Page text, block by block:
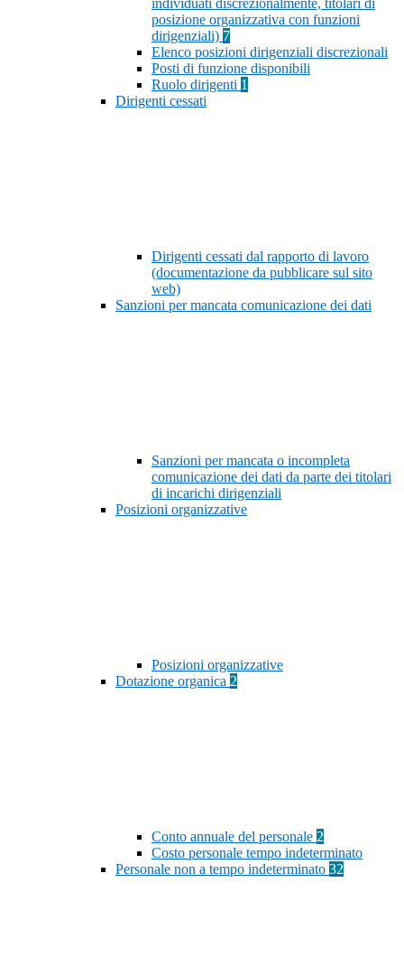
individuati discrezionalmente, titolari di
posizione organizzativa con funzioni
dirigenziali) 7
Elenco posizioni dirigenziali discrezionali
Posti di funzione disponibili
Ruolo dirigenti 1
Dirigenti cessati
Dirigenti cessati dal rapporto di lavoro
(documentazione da pubblicare sul sito
web)
Sanzioni per mancata comunicazione dei dati
Sanzioni per mancata o incompleta
comunicazione dei dati da parte dei titolari
di incarichi dirigenziali
Posizioni organizzative
Posizioni organizzative
Dotazione organica 2
Conto annuale del personale 2
Costo personale tempo indeterminato
Personale non a tempo indeterminato 32